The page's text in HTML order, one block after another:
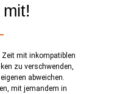
mit inkompatiblen
zu verschwenden,
abweichen.
mit jemandem in